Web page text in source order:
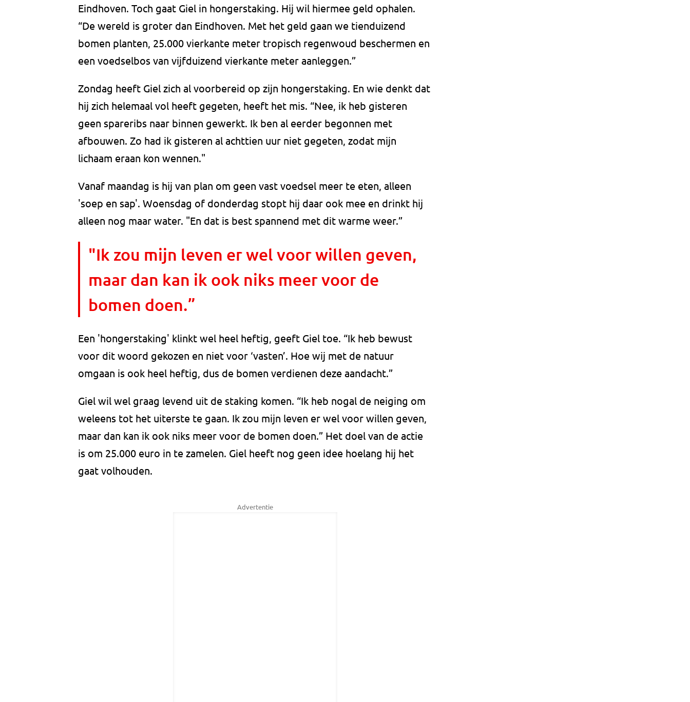
Eindhoven. Toch gaat Giel in hongerstaking. Hij wil hiermee geld ophalen.
“De wereld is groter dan Eindhoven. Met het geld gaan we tienduizend
bomen planten, 25.000 vierkante meter tropisch regenwoud beschermen en
een voedselbos van vijfduizend vierkante meter aanleggen.”
Zondag heeft Giel zich al voorbereid op zijn hongerstaking. En wie denkt dat
hij zich helemaal vol heeft gegeten, heeft het mis. “Nee, ik heb gisteren
geen spareribs naar binnen gewerkt. Ik ben al eerder begonnen met
afbouwen. Zo had ik gisteren al achttien uur niet gegeten, zodat mijn
lichaam eraan kon wennen."
Vanaf maandag is hij van plan om geen vast voedsel meer te eten, alleen
'soep en sap'. Woensdag of donderdag stopt hij daar ook mee en drinkt hij
alleen nog maar water. "En dat is best spannend met dit warme weer.”
"Ik zou mijn leven er wel voor willen geven,
maar dan kan ik ook niks meer voor de
bomen doen.”
Een 'hongerstaking' klinkt wel heel heftig, geeft Giel toe. “Ik heb bewust
voor dit woord gekozen en niet voor ‘vasten’. Hoe wij met de natuur
omgaan is ook heel heftig, dus de bomen verdienen deze aandacht.”
Giel wil wel graag levend uit de staking komen. “Ik heb nogal de neiging om
weleens tot het uiterste te gaan. Ik zou mijn leven er wel voor willen geven,
maar dan kan ik ook niks meer voor de bomen doen.” Het doel van de actie
is om 25.000 euro in te zamelen. Giel heeft nog geen idee hoelang hij het
gaat volhouden.
Advertentie